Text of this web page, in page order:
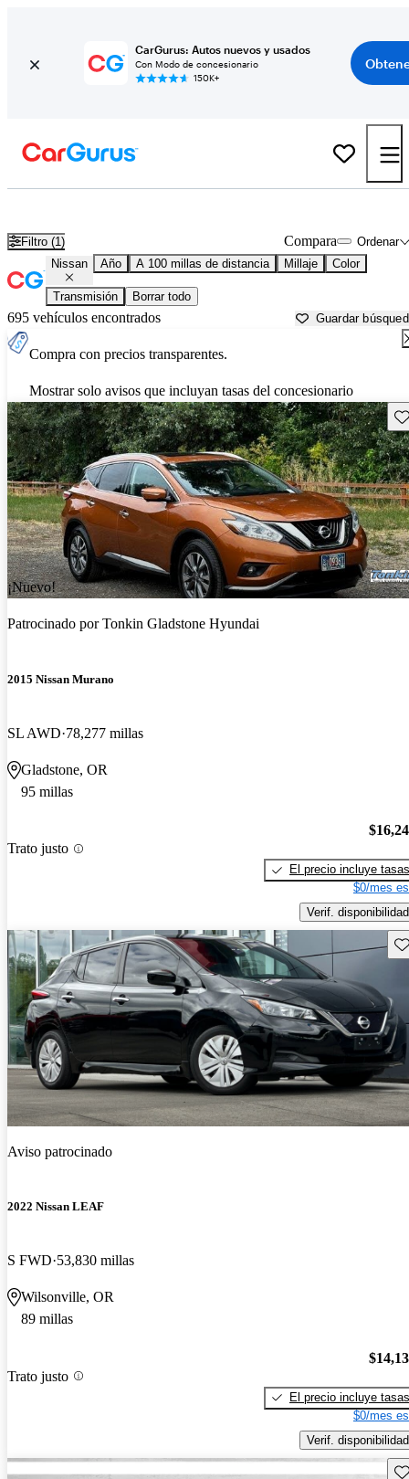
CarGurus: Autos nuevos y usados
Con Modo de concesionario
150K+
Filtro (1) Ordenar
Compara
Nissan Año A 100 millas de distancia Millaje Color
Transmisión Borrar todo
695 vehículos encontrados Guardar
Compra con precios transparentes.
Mostrar solo avisos que incluyan tasas del concesionario
¡Nuevo!
Patrocinado porTonkin Gladstone Hyundai
2015 Nissan Murano
SL AWD 78,277 millas
Gladstone, OR
95 millas
Trato justo
El precio incluye tasas
$0/mes
Verif. disponibilidad
Aviso patrocinado
2022 Nissan LEAF
S FWD 53,830 millas
Wilsonville, OR
89 millas
Trato justo
El precio incluye tasas
$0/mes
Verif. disponibilidad